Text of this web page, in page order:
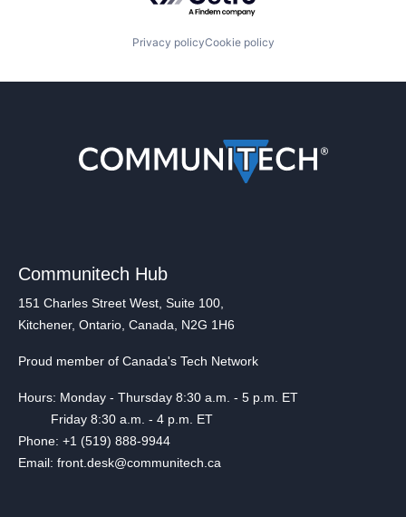
Privacy policyCookie policy
Communitech Hub
151 Charles Street West, Suite 100,
Kitchener, Ontario, Canada, N2G 1H6
Proud member of Canada's Tech Network
Hours: Monday - Thursday 8:30 a.m. - 5 p.m. ET
Friday 8:30 a.m. - 4 p.m. ET
Phone: +1 (519) 888-9944
Email: front.desk@communitech.ca